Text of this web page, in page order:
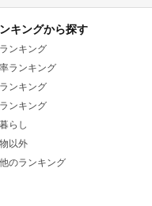
キングから探す
ンキング
ランキング
ンキング
ンキング
らし
以外
のランキング